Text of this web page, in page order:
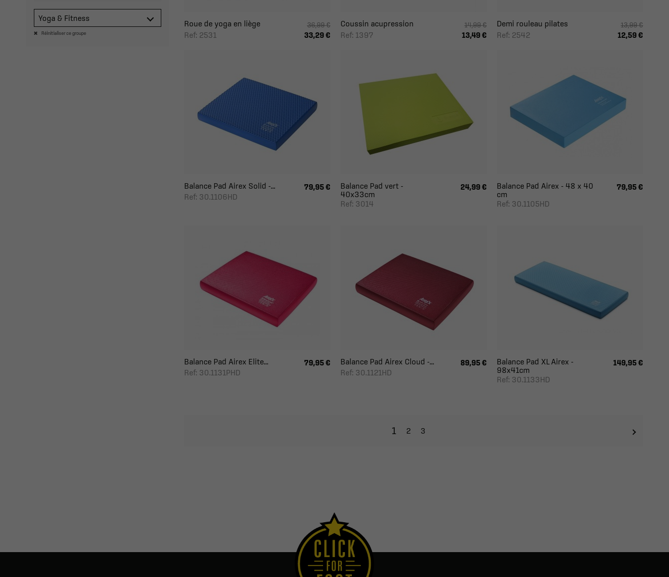
Yoga & Fitness
Réinitialiser ce groupe
Roue de yoga en liège
Ref: 2531
36,99 €
33,29 €
Coussin acupression
Ref: 1397
14,99 €
13,49 €
Demi rouleau pilates
Ref: 2542
13,99 €
12,59 €
Balance Pad Airex Solid -...
Ref: 30.1106HD
79,95 €
Balance Pad vert -
40x33cm
Ref: 3014
24,99 €
Balance Pad Airex - 48 x 40
cm
Ref: 30.1105HD
79,95 €
Balance Pad Airex Elite...
Ref: 30.1131PHD
79,95 €
Balance Pad Airex Cloud -...
Ref: 30.1121HD
89,95 €
Balance Pad XL Airex -
98x41cm
Ref: 30.1133HD
149,95 €
1 2 3